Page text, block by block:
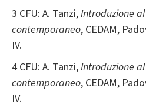
3 CFU: A. Tanzi,Introduzione
contemporaneo, CEDAM,
IV.
4 CFU: A. Tanzi,Introduzione
contemporaneo, CEDAM,
IV.